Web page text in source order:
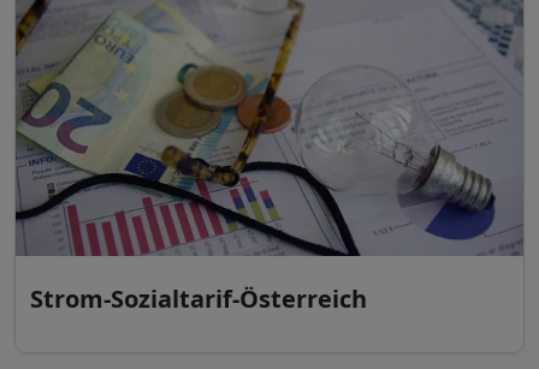
Strom-Sozialtarif-Österreich